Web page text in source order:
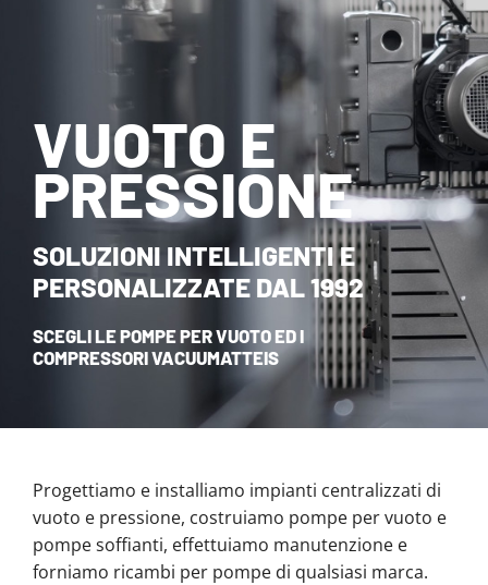
HOME
VUOTO E
PRESSIONE
SOLUZIONI INTELLIGENTI E
PERSONALIZZATE DAL 1992
SCEGLI LE POMPE PER VUOTO ED I
COMPRESSORI VACUUMATTEIS
Progettiamo e installiamo impianti centralizzati di
vuoto e pressione, costruiamo pompe per vuoto e
pompe soffianti, effettuiamo manutenzione e
forniamo ricambi per pompe di qualsiasi marca.